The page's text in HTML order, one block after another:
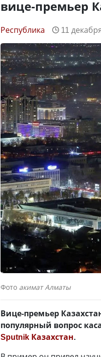
вице-премьер
Республика 11
Фото акимат Алматы
Вице-премьер
популярный вопрос
Sputnik Казахстан.